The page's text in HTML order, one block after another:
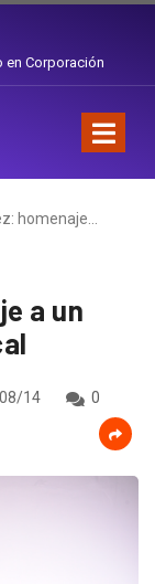
en Corporación
homenaje…
a un
14
0